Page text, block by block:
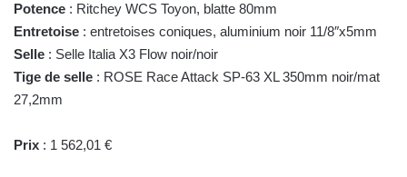
Potence : Ritchey WCS Toyon, blatte 80mm
Entretoise : entretoises coniques, aluminium noir 11/8″x5mm
Selle : Selle Italia X3 Flow noir/noir
Tige de selle : ROSE Race Attack SP-63 XL 350mm noir/mat
27,2mm
Prix : 1 562,01 €